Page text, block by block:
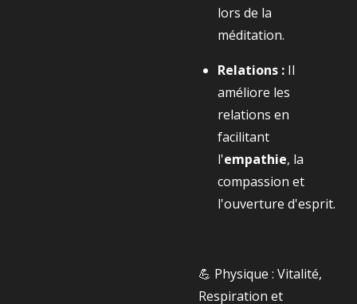
lors de la
méditation.
Relations : Il
améliore les
relations en
facilitant
l'empathie, la
compassion et
l'ouverture d'esprit.
💪 Physique : Vitalité,
Respiration et